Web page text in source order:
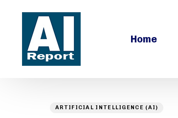
Home
PUBLISHED
ARTIFICIAL INTELLIGENCE (AI)
Author
Published